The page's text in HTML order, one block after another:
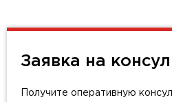
Заявка на
Получите оперативную